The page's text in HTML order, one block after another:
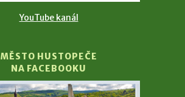
YouTube kanál
MĚSTO HUSTOPEČE
NA FACEBOOKU